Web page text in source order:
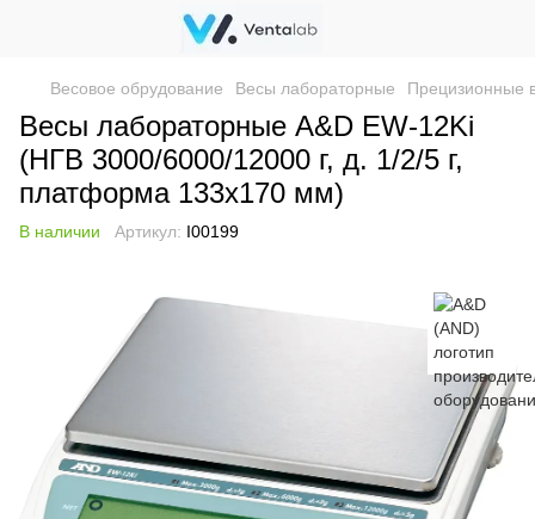
Весовое обрудование Весы лабораторные Прецизионные
Весы лабораторные A&D EW-12Ki
(НГВ 3000/6000/12000 г, д. 1/2/5 г,
платформа 133x170 мм)
В наличии Артикул: I00199